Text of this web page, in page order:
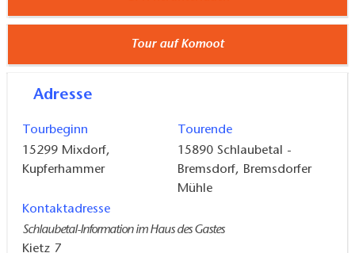
Abreise: A400 bis Jacobsdorf, dann RE1 Richtung
Berlin
Eben noch schmal und rauschend, verändert die
Schlaube nun immer wieder ihr Gesicht – meist
Tour auf Komoot
Adresse
Tourbeginn
15299 Mixdorf,
Kupferhammer
Tourende
15890 Schlaubetal -
Bremsdorf, Bremsdorfer
Mühle
Kontaktadresse
Schlaubetal-Information im Haus des Gastes
Kietz 7